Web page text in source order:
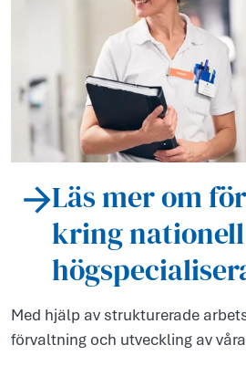
Läs mer om
kring nationell
Med hjälp av strukturerade
förvaltning och utveckling av